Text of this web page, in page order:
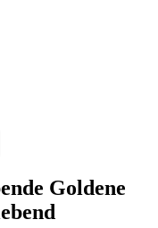
Goldene